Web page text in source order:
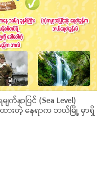
နှာပြင် (Sea Level)
တဲ့ နေရာက ဘယ်မြို့ မှာရှိ